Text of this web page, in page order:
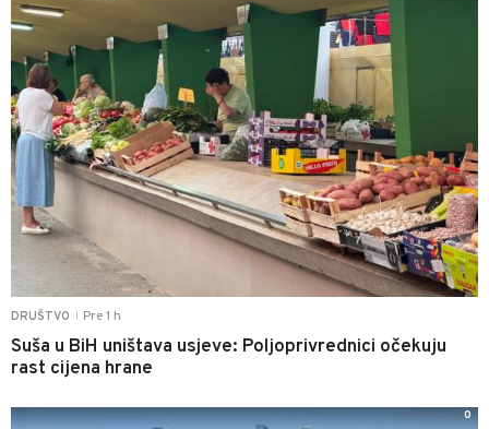
DRUŠTVO Pre 1 h
Suša u BiH uništava usjeve: Poljoprivrednici očekuju
rast cijena hrane
0